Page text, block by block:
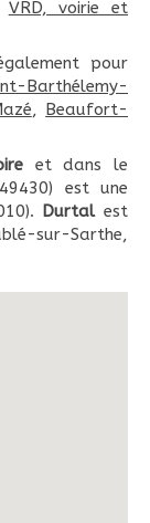
VRD, voirie et
pour
Barthélemy-
,
Beaufort-
et dans le
est une
Durtalest
sur-Sarthe,